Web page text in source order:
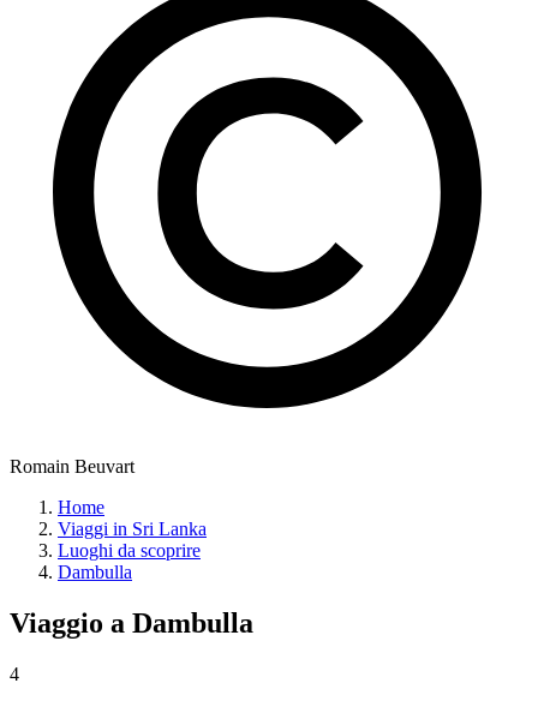
Romain Beuvart
Home
Viaggi in Sri Lanka
Luoghi da scoprire
Dambulla
Viaggio a Dambulla
4